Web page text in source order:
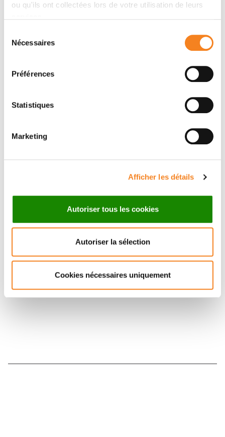
ou qu'ils ont collectées lors de votre utilisation de leurs
Nécessaires
Préférences
Statistiques
Marketing
Afficher les détails
Autoriser tous les cookies
Autoriser la sélection
Cookies nécessaires uniquement
Définition
Suivez l'Institut Curie
sociaux et en vous inscrivant à notre newsletter.
Inscrivez-vous à la newsletter